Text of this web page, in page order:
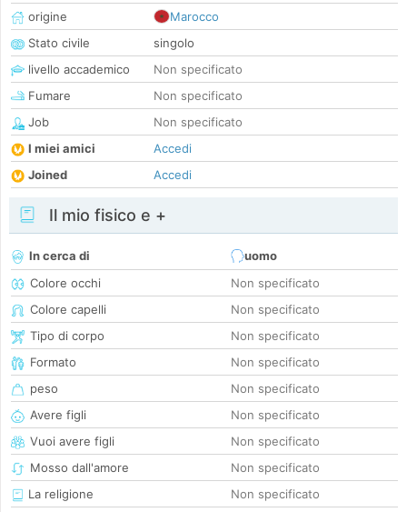
origine
Marocco
Stato civile
singolo
livello accademico
Non specificato
Fumare
Non specificato
Job
Non specificato
I miei amici
Accedi
Joined
Accedi
Il mio fisico e +
In cerca di
uomo
Colore occhi
Non specificato
Colore capelli
Non specificato
Tipo di corpo
Non specificato
Formato
Non specificato
peso
Non specificato
Avere figli
Non specificato
Vuoi avere figli
Non specificato
Mosso dall'amore
Non specificato
La religione
Non specificato